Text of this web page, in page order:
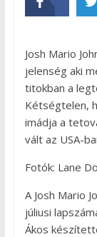
Josh Mario
jelenség aki
titokban a
Kétségtelen,
imádja a
vált az USA-
Fotók: Lane
A Josh Mario
júliusi
Ákos